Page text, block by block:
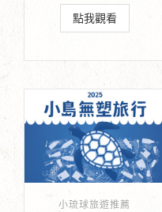
點我觀看
小琉球旅遊推薦